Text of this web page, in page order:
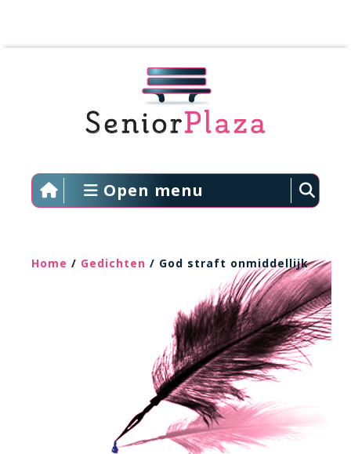
Open menu
Home / Gedichten / God straft onmiddellijk